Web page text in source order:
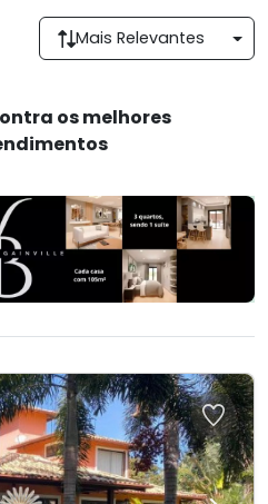
Mais Relevantes
os melhores